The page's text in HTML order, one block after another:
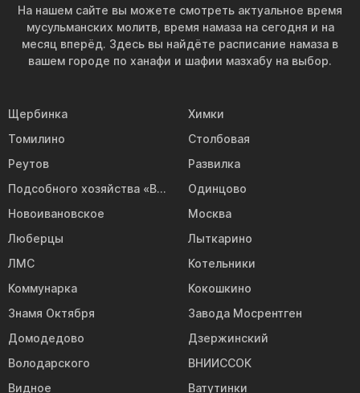
На нашем сайте вы можете смотреть актуальное время
мусульманских молитв, время намаза на сегодня и на
месяц вперёд. Здесь вы найдёте расписание намаза в
вашем городе по ханафи и шафии мазхабу на выбор.
Щербинка
Химки
Томилино
Столбовая
Реутов
Развилка
Подсобного хозяйства «Воскресенское»
Одинцово
Новоивановское
Москва
Люберцы
Лыткарино
ЛМС
Котельники
Коммунарка
Кокошкино
Знамя Октября
Завода Мосрентген
Домодедово
Дзержинский
Володарского
ВНИИССОК
Видное
Ватутинки